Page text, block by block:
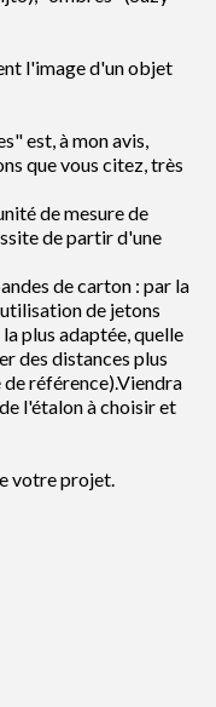
l'image d'un objet
est, à mon avis,
que vous citez, très
de mesure de
de partir d'une
de carton : par la
de jetons
plus adaptée, quelle
des distances plus
référence).Viendra
l'étalon à choisir et
votre projet.